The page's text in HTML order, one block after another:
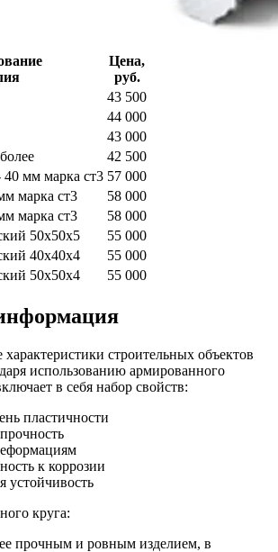
Цена,
руб.
43 500
44 000
43 000
42 500
40 мм марка ст3 57 000
марка ст3
58 000
марка ст3
58 000
50х50х5
55 000
40х40х4
55 000
50х50х4
55 000
строительных объектов
использованию армированного
в себя набор свойств:
пластичности
к коррозии
устойчивость
круга:
прочным и ровным изделием, в